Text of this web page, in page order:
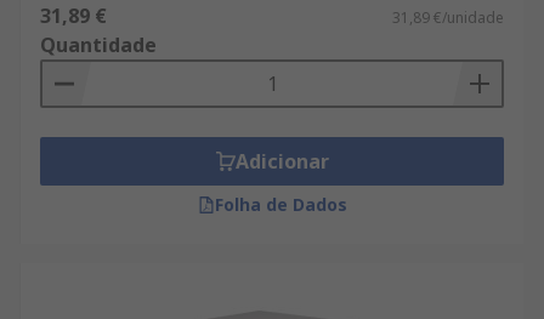
31,89 € 31,89 €/unidade
Quantidade
Adicionar
Folha de Dados